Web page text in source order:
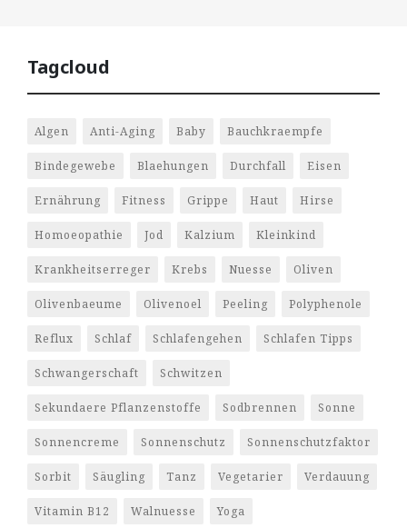
Tagcloud
Algen Anti-Aging Baby Bauchkraempfe
Bindegewebe Blaehungen Durchfall Eisen
Ernährung Fitness Grippe Haut Hirse
Homoeopathie Jod Kalzium Kleinkind
Krankheitserreger Krebs Nuesse Oliven
Olivenbaeume Olivenoel Peeling Polyphenole
Reflux Schlaf Schlafengehen Schlafen Tipps
Schwangerschaft Schwitzen
Sekundaere Pflanzenstoffe Sodbrennen Sonne
Sonnencreme Sonnenschutz Sonnenschutzfaktor
Sorbit Säugling Tanz Vegetarier Verdauung
Vitamin B12 Walnuesse Yoga